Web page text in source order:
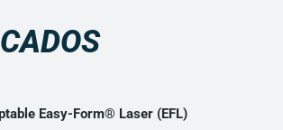
Easy-Form® Laser (EFL)